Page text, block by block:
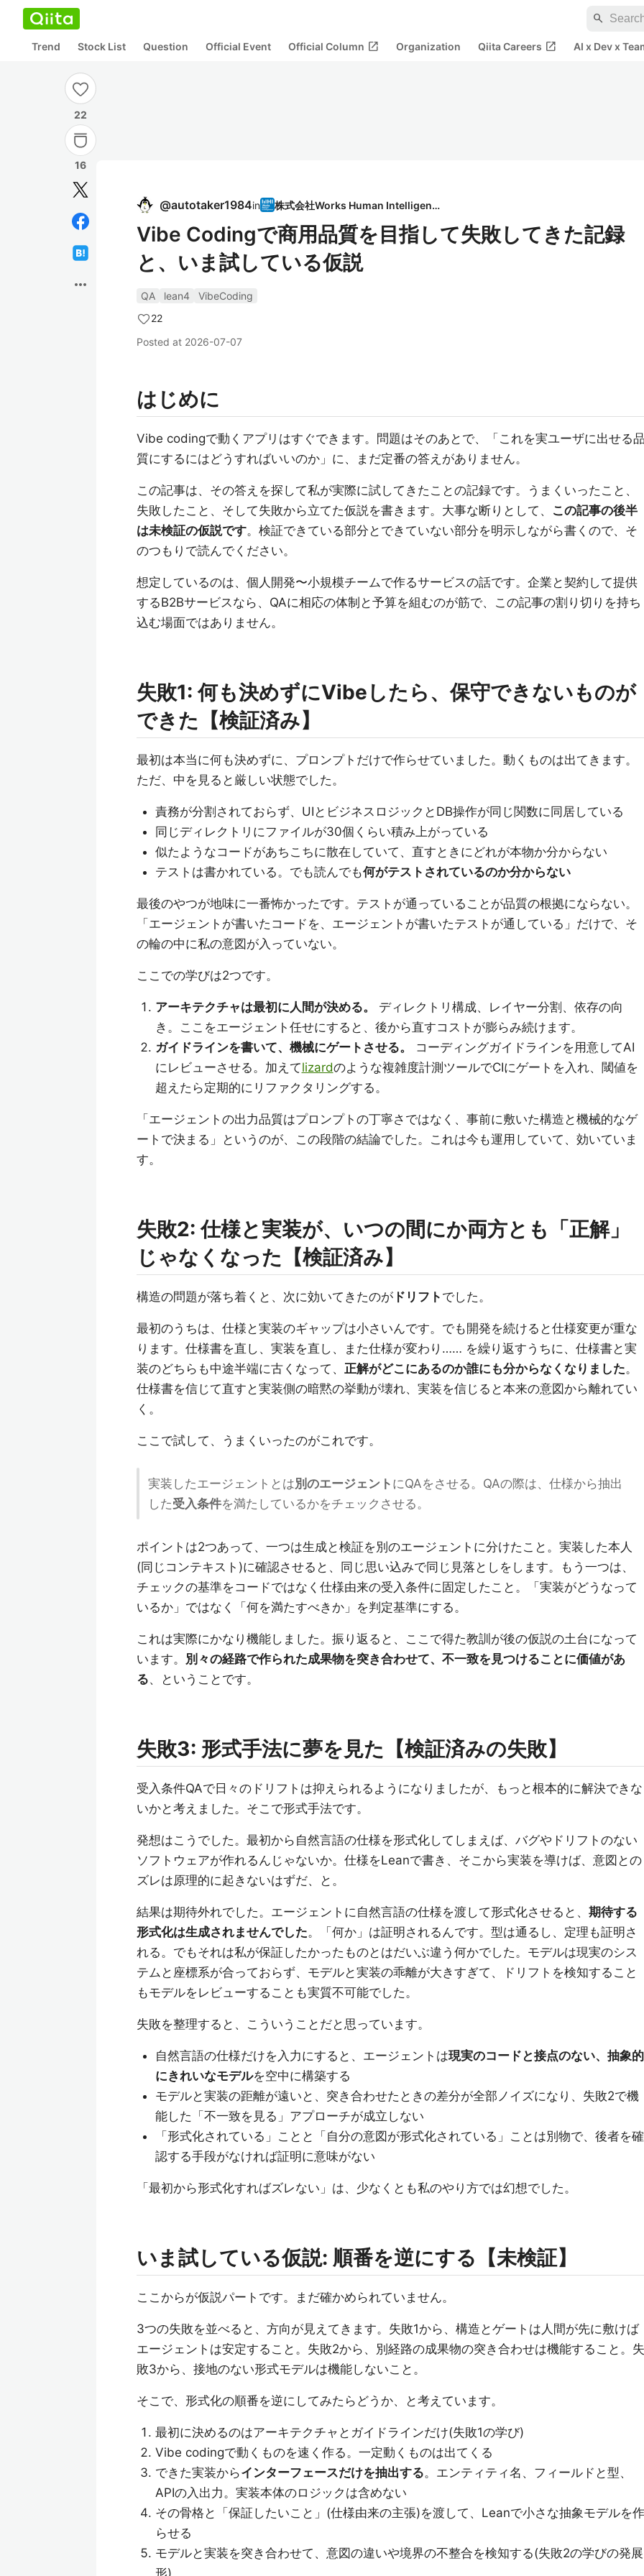
search
Trend Stock List Question Official Event Official Column open_in_new Organization Qiita Careers open_in_new AI x Dev x
22
16
more_horiz
@autotaker1984in 株式会社Works Human Intelligence
Vibe Codingで商用品質を目指して失敗してきた記録
と、いま試している仮説
QA lean4
VibeCoding
22
Posted at 2026-07-07
はじめに
Vibe codingで動くアプリはすぐできます。問題はそのあとで、「これを実ユーザに出せる
質にするにはどうすればいいのか」に、まだ定番の答えがありません。
この記事は、その答えを探して私が実際に試してきたことの記録です。うまくいったこと、
失敗したこと、そして失敗から立てた仮説を書きます。大事な断りとして、 この記事の後半
は未検証の仮説です。検証できている部分とできていない部分を明示しながら書くので、そ
のつもりで読んでください。
想定しているのは、個人開発〜小規模チームで作るサービスの話です。企業と契約して提供
するB2Bサービスなら、QAに相応の体制と予算を組むのが筋で、この記事の割り切りを持ち
込む場面ではありません。
失敗1: 何も決めずにVibeしたら、保守できないものが
できた【検証済み】
最初は本当に何も決めずに、プロンプトだけで作らせていました。動くものは出てきます。
ただ、中を見ると厳しい状態でした。
責務が分割されておらず、UIとビジネスロジックとDB操作が同じ関数に同居している
同じディレクトリにファイルが30個くらい積み上がっている
似たようなコードがあちこちに散在していて、直すときにどれが本物か分からない
テストは書かれている。でも読んでも何がテストされているのか分からない
最後のやつが地味に一番怖かったです。テストが通っていることが品質の根拠にならない。
「エージェントが書いたコードを、エージェントが書いたテストが通している」だけで、そ
の輪の中に私の意図が入っていない。
ここでの学びは2つです。
アーキテクチャは最初に人間が決める。
ディレクトリ構成、レイヤー分割、依存の向
き。ここをエージェント任せにすると、後から直すコストが膨らみ続けます。
ガイドラインを書いて、機械にゲートさせる。
コーディングガイドラインを用意してAI
にレビューさせる。加えてlizardのような複雑度計測ツールでCIにゲートを入れ、閾値を
超えたら定期的にリファクタリングする。
「エージェントの出力品質はプロンプトの丁寧さではなく、事前に敷いた構造と機械的なゲ
ートで決まる」というのが、この段階の結論でした。これは今も運用していて、効いていま
す。
失敗2: 仕様と実装が、いつの間にか両方とも「正解」
じゃなくなった【検証済み】
構造の問題が落ち着くと、次に効いてきたのが ドリフト でした。
最初のうちは、仕様と実装のギャップは小さいんです。でも開発を続けると仕様変更が重な
ります。仕様書を直し、実装を直し、また仕様が変わり…… を繰り返すうちに、仕様書と実
装のどちらも中途半端に古くなって、 正解がどこにあるのか誰にも分からなくなりました。
仕様書を信じて直すと実装側の暗黙の挙動が壊れ、実装を信じると本来の意図から離れてい
く。
ここで試して、うまくいったのがこれです。
実装したエージェントとは別のエージェント にQAをさせる。QAの際は、仕様から抽出
した受入条件を満たしているかをチェックさせる。
ポイントは2つあって、一つは生成と検証を別のエージェントに分けたこと。実装した本人
(同じコンテキスト)に確認させると、同じ思い込みで同じ見落としをします。もう一つは、
チェックの基準をコードではなく仕様由来の受入条件に固定したこと。「実装がどうなって
いるか」ではなく「何を満たすべきか」を判定基準にする。
これは実際にかなり機能しました。振り返ると、ここで得た教訓が後の仮説の土台になって
います。 別々の経路で作られた成果物を突き合わせて、不一致を見つけることに価値があ
る、ということです。
失敗3: 形式手法に夢を見た【検証済みの失敗】
受入条件QAで日々のドリフトは抑えられるようになりましたが、もっと根本的に解決できな
いかと考えました。そこで形式手法です。
発想はこうでした。最初から自然言語の仕様を形式化してしまえば、バグやドリフトのない
ソフトウェアが作れるんじゃないか。仕様をLeanで書き、そこから実装を導けば、意図との
ズレは原理的に起きないはずだ、と。
結果は期待外れでした。エージェントに自然言語の仕様を渡して形式化させると、 期待する
形式化は生成されませんでした。「何か」は証明されるんです。型は通るし、定理も証明さ
れる。でもそれは私が保証したかったものとはだいぶ違う何かでした。モデルは現実のシス
テムと座標系が合っておらず、モデルと実装の乖離が大きすぎて、ドリフトを検知すること
もモデルをレビューすることも実質不可能でした。
失敗を整理すると、こういうことだと思っています。
自然言語の仕様だけを入力にすると、エージェントは現実のコードと接点のない、抽象的
にきれいなモデルを空中に構築する
モデルと実装の距離が遠いと、突き合わせたときの差分が全部ノイズになり、失敗2で機
能した「不一致を見る」アプローチが成立しない
「形式化されている」ことと「自分の意図が形式化されている」ことは別物で、後者を確
認する手段がなければ証明に意味がない
「最初から形式化すればズレない」は、少なくとも私のやり方では幻想でした。
いま試している仮説: 順番を逆にする【未検証】
ここからが仮説パートです。まだ確かめられていません。
3つの失敗を並べると、方向が見えてきます。失敗1から、構造とゲートは人間が先に敷けば
エージェントは安定すること。失敗2から、別経路の成果物の突き合わせは機能すること。失
敗3から、接地のない形式モデルは機能しないこと。
そこで、形式化の順番を逆にしてみたらどうか、と考えています。
最初に決めるのはアーキテクチャとガイドラインだけ(失敗1の学び)
Vibe codingで動くものを速く作る。一定動くものは出てくる
できた実装からインターフェースだけを抽出する。エンティティ名、フィールドと型、
APIの入出力。実装本体のロジックは含めない
その骨格と「保証したいこと」(仕様由来の主張)を渡して、Leanで小さな抽象モデルを作
らせる
モデルと実装を突き合わせて、意図の違いや境界の不整合を検知する(失敗2の学びの発展
形)